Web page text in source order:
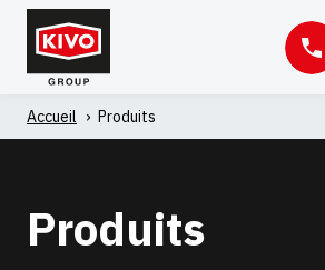
Skip
content
Rechercher :
Accueil ' Produits
Produits